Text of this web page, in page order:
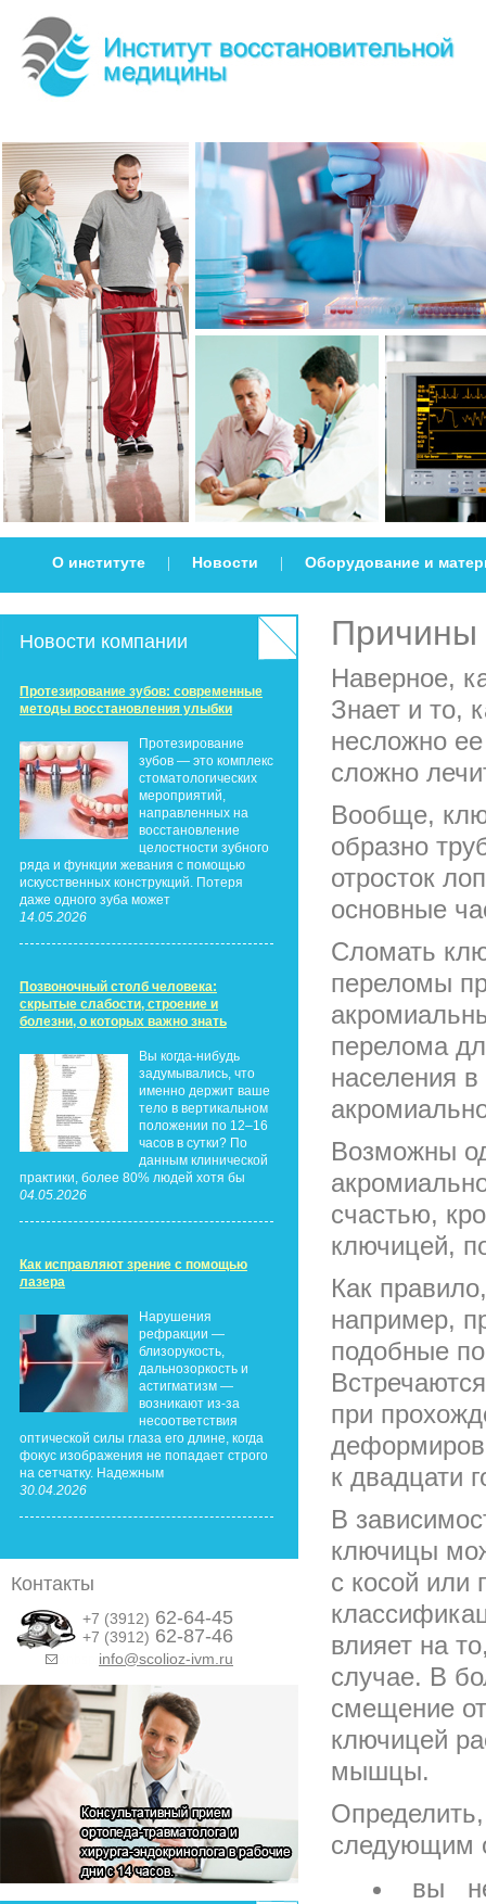
О институте Новости Оборудование и
Новости компании
Протезирование зубов: современные
методы восстановления улыбки
Протезирование
зубов — это комплекс
стоматологических
мероприятий,
направленных на
восстановление
целостности зубного
ряда и функции жевания с помощью
искусственных конструкций. Потеря
даже одного зуба может
14.05.2026
Позвоночный столб человека:
скрытые слабости, строение и
болезни, о которых важно знать
Вы когда-нибудь
задумывались, что
именно держит ваше
тело в вертикальном
положении по 12–16
часов в сутки? По
данным клинической
практики, более 80% людей хотя бы
04.05.2026
Как исправляют зрение с помощью
лазера
Нарушения
рефракции —
близорукость,
дальнозоркость и
астигматизм —
возникают из-за
несоответствия
оптической силы глаза его длине, когда
фокус изображения не попадает строго
на сетчатку. Надежным
30.04.2026
Контакты
+7 (3912) 62-64-45
+7 (3912) 62-87-46
info@scolioz-ivm.ru
Причины
Наверное,
Знает и то,
несложно
сложно
Вообще,
образно
отросток
основные
Сломать
переломы
перелома
населения
Возможны
счастью,
ключицей,
Как
например,
подобные
при
к двадцати
В
ключицы
с косой или
влияет на
случае. В
смещение
ключицей
мышцы.
следующим
вы